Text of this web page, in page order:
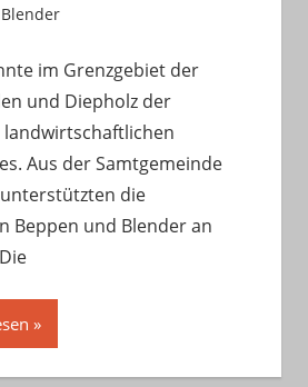
Blender
im Grenzgebiet der
und Diepholz der
landwirtschaftlichen
Aus der Samtgemeinde
die
Beppen und Blender an